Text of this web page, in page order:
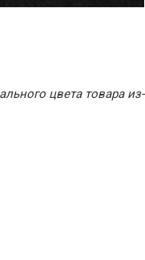
цвета товара из-